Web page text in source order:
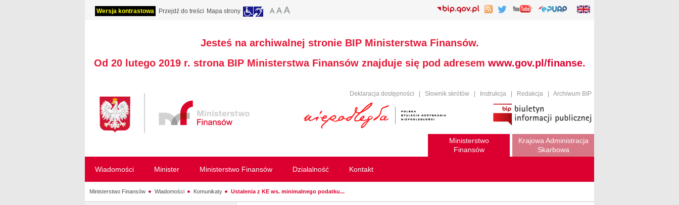
Wersja kontrastowa Przejdź do treści Mapa strony
Jesteś na archiwalnej stronie BIP Ministerstwa Finansów.
Od 20 lutego 2019 r. strona BIP Ministerstwa Finansów znajduje się pod adresem www.gov.pl/finanse.
Deklaracja dostępności Słownik skrótów Instrukcja Redakcja Archiwum BIP
Ministerstwo
Finansów
Krajowa Administracja
Skarbowa
Wiadomości Minister Ministerstwo Finansów Działalność Kontakt
Ministerstwo Finansów Wiadomości Komunikaty Ustalenia z KE ws. minimalnego podatku...